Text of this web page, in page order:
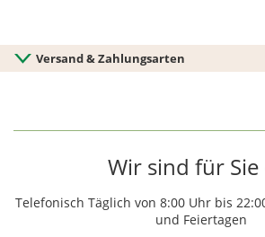
Versand & Zahlungsarten
Wir sind für Sie
Telefonisch Täglich von 8:00 Uhr bis
und Feiertagen